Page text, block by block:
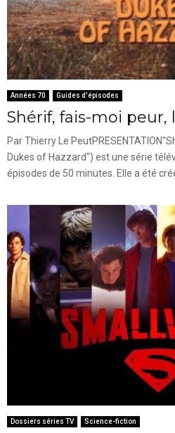
Années 70 Guides d'épisodes
Shérif, fais-moi peur,
Par Thierry Le
Dukes of Hazzard") est une série
épisodes de 50 minutes. Elle a été
Dossiers séries TV Science-fiction